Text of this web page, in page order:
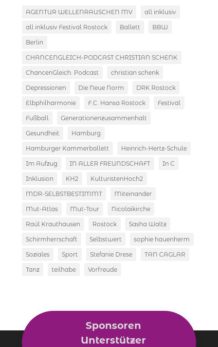
AGENTUR WELLENRAUSCHEN MV all inklusiv
all inklusiv Festival Rostock Ballett BBW
Berlin
CHANCENGLEICH-PODCAST CHRISTIAN SCHENK
ChancenGleich. Podcast christian schenk
Depressionen Die Neue Norm DRK Rostock
Elbphilharmonie F.C. Hansa Rostock Festival
Fußball Generationenzusammenhalt
Gesundheit Hamburg
Hamburger Kammerballett Heinrich-Hertz-Schule
Im Aufzug IN ALLER FREUNDSCHAFT In C
Inklusion KH2 KulturistenHoch2
MDR-SELBSTBESTIMMT Miteinander
Mut-Atlas Mut-Tour Nicolaikirche
Raúl Krauthausen Rostock Sasha Waltz
Schirmherrschaft Selbstwert sophie hauenherm
Soziales Sport Stefanie Drese TAN CAGLAR
Tanz teilhabe Vorfreude
Sponsoren
Unterstützer